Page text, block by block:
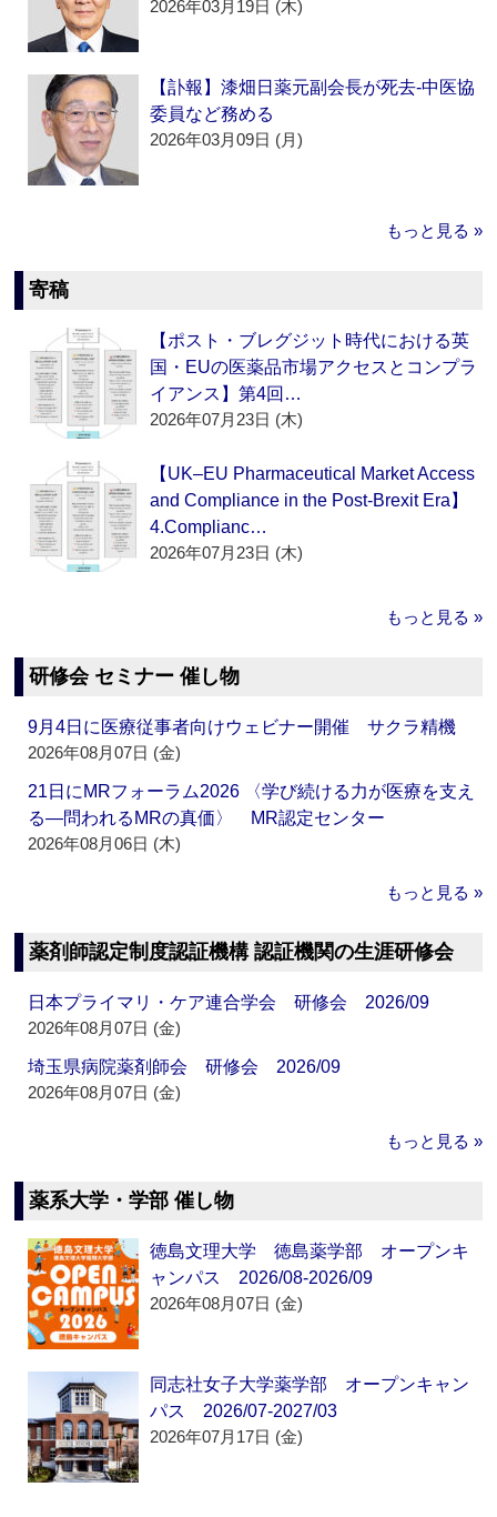
2026年03月19日 (木)
【訃報】漆畑日薬元副会長が死去‐中医協
委員など務める
2026年03月09日 (月)
もっと見る »
寄稿
【ポスト・ブレグジット時代における英
国・EUの医薬品市場アクセスとコンプラ
イアンス】第4回…
2026年07月23日 (木)
【UK–EU Pharmaceutical Market Access
and Compliance in the Post-Brexit Era】
4.Complianc…
2026年07月23日 (木)
もっと見る »
研修会 セミナー 催し物
9月4日に医療従事者向けウェビナー開催 サクラ精機
2026年08月07日 (金)
21日にMRフォーラム2026 〈学び続ける力が医療を支え
る―問われるMRの真価〉 MR認定センター
2026年08月06日 (木)
もっと見る »
薬剤師認定制度認証機構 認証機関の生涯研修会
日本プライマリ・ケア連合学会 研修会 2026/09
2026年08月07日 (金)
埼玉県病院薬剤師会 研修会 2026/09
2026年08月07日 (金)
もっと見る »
薬系大学・学部 催し物
徳島文理大学 徳島薬学部 オープンキ
ャンパス 2026/08-2026/09
2026年08月07日 (金)
同志社女子大学薬学部 オープンキャン
パス 2026/07-2027/03
2026年07月17日 (金)